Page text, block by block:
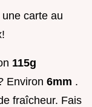
carte au
115g
Environ 6mm .
fraîcheur. Fais